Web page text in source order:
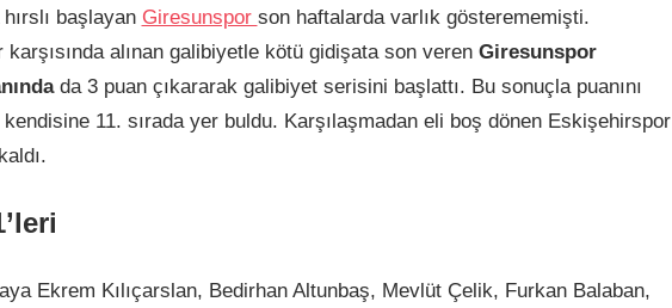
başlayan Giresunspor son haftalarda varlık gösterememişti.
alınan galibiyetle kötü gidişata son verenGiresunspor
da 3 puan çıkararak galibiyet serisini başlattı. Bu sonuçla puanını
kendisine 11. sırada yer buldu. Karşılaşmadan eli boş dönen Eskişehirspor
Ekrem Kılıçarslan, Bedirhan Altunbaş, Mevlüt Çelik, Furkan Balaban,